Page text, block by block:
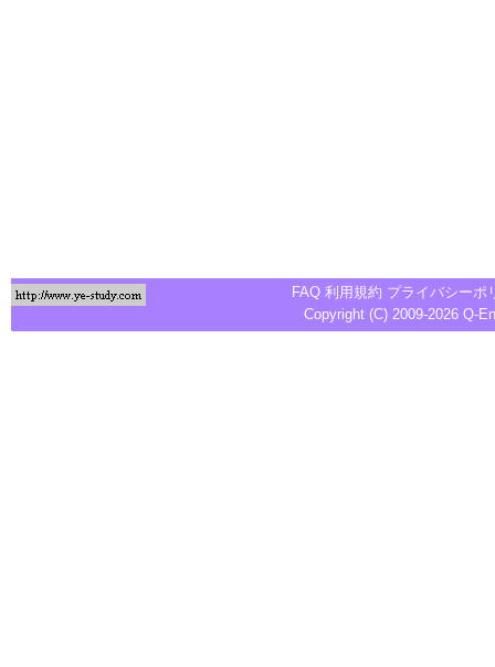
FAQ 利用規約 プライバシーポ
Copyright (C) 2009-2026 Q-